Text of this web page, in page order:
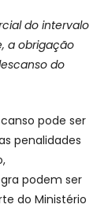
do intervalo
a obrigação
do
pode ser
penalidades
podem ser
do Ministério